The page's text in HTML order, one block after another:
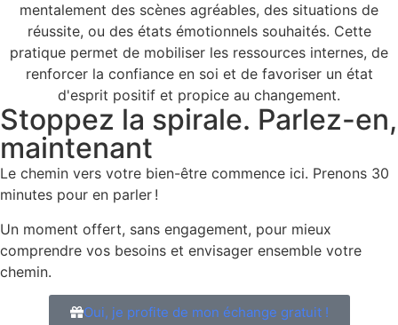
mentalement des scènes agréables, des situations de
réussite, ou des états émotionnels souhaités. Cette
pratique permet de mobiliser les ressources internes, de
renforcer la confiance en soi et de favoriser un état
d'esprit positif et propice au changement.
Stoppez la spirale. Parlez-en,
maintenant
Le chemin vers votre bien-être commence ici. Prenons 30
minutes pour en parler !
Un moment offert, sans engagement, pour mieux
comprendre vos besoins et envisager ensemble votre
chemin.
Oui, je profite de mon échange gratuit !